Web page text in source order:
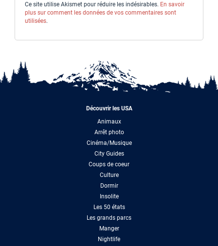
Ce site utilise Akismet pour réduire les indésirables. En savoir
plus sur comment les données de vos commentaires sont
utilisées.
Découvrir les USA
Animaux
Arrêt photo
Cinéma/Musique
City Guides
Coups de coeur
Culture
Dormir
Insolite
Les 50 états
Les grands parcs
Manger
Nightlife